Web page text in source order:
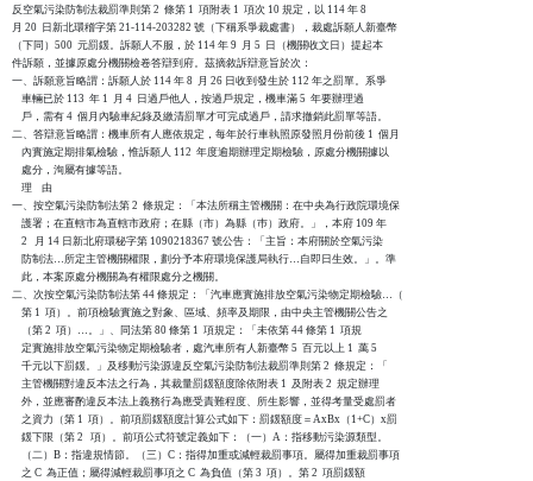
反空氣污染防制法裁罰準則第 2  條第 1  項附表 1  項次 10 規定，以 114 年 8
月 20  日新北環稽字第 21-114-203282 號（下稱系爭裁處書），裁處訴願人新臺幣
（下同）500  元罰鍰。訴願人不服，於 114 年 9  月 5  日（機關收文日）提起本
件訴願，並據原處分機關檢卷答辯到府。茲摘敘訴辯意旨於次：
一、訴願意旨略謂：訴願人於 114 年 8  月 26 日收到發生於 112 年之罰單。系爭
    車輛已於 113  年 1  月 4  日過戶他人，按過戶規定，機車滿 5  年要辦理過
    戶，需有 4  個月內驗車紀錄及繳清罰單才可完成過戶，請求撤銷此罰單等語。
二、答辯意旨略謂：機車所有人應依規定，每年於行車執照原發照月份前後 1  個月
    內實施定期排氣檢驗，惟訴願人 112  年度逾期辦理定期檢驗，原處分機關據以
    處分，洵屬有據等語。
    理    由
一、按空氣污染防制法第 2  條規定：「本法所稱主管機關：在中央為行政院環境保
    護署；在直轄市為直轄市政府；在縣（市）為縣（巿）政府。」，本府 109 年
    2   月 14 日新北府環秘字第 1090218367 號公告：「主旨：本府關於空氣污染
    防制法…所定主管機關權限，劃分予本府環境保護局執行…自即日生效。」。準
    此，本案原處分機關為有權限處分之機關。
二、次按空氣污染防制法第 44 條規定：「汽車應實施排放空氣污染物定期檢驗…（
    第 1  項）。前項檢驗實施之對象、區域、頻率及期限，由中央主管機關公告之
    （第 2  項）…。」、同法第 80 條第 1  項規定：「未依第 44 條第 1  項規
    定實施排放空氣污染物定期檢驗者，處汽車所有人新臺幣 5  百元以上 1  萬 5
    千元以下罰鍰。」及移動污染源違反空氣污染防制法裁罰準則第 2  條規定：「
    主管機關對違反本法之行為，其裁量罰鍰額度除依附表 1  及附表 2  規定辦理
    外，並應審酌違反本法上義務行為應受責難程度、所生影響，並得考量受處罰者
    之資力（第 1  項）。前項罰鍰額度計算公式如下：罰鍰額度＝AxBx（1+C）x罰
    鍰下限（第 2   項）。前項公式符號定義如下：（一）A：指移動污染源類型。
    （二）B：指違規情節。（三）C：指得加重或減輕裁罰事項。屬得加重裁罰事項
    之 C  為正值；屬得減輕裁罰事項之 C  為負值（第 3  項）。第 2  項罰鍰額